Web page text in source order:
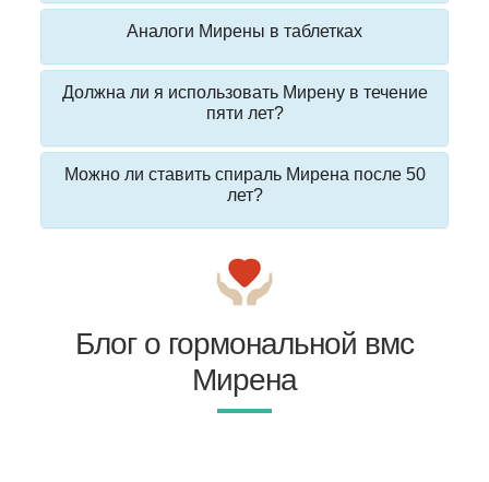
Аналоги Мирены в таблетках
Должна ли я использовать Мирену в течение
пяти лет?
Можно ли ставить спираль Мирена после 50
лет?
Блог о гормональной вмс
Мирена